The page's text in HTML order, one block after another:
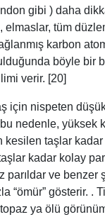
gibi ) daha
elmaslar, tüm
karbon
böyle bir
verir. [20]
için nispeten düşük
nedenle, yüksek
kesilen taşlar
kadar kolay
parıldar ve benzer
“ömür” gösterir. .
ya ölü